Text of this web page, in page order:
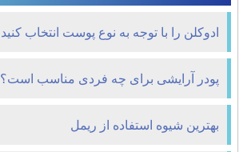
ادوکلن را با توجه به نوع پوست انتخاب کنيد
پودر آرایشی برای چه فردی مناسب است؟
بهترین شیوه استفاده از ریمل